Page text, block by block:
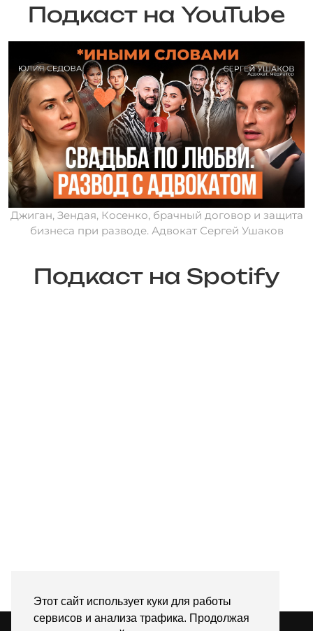
Этот сайт использует куки для работы
сервисов и анализа трафика. Продолжая
Подкаст на YouTube
Джиган, Зендая, Косенко, брачный договор и защита
бизнеса при разводе. Адвокат Сергей Ушаков
Подкаст на Spotify
© 2026 «ИНЫМИ СЛОВАМИ | МЕДИА О ЗДОРОВЬЕ,